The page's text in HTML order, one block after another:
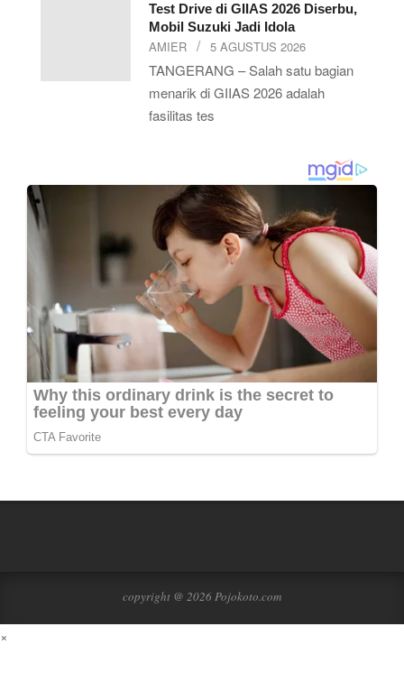
Test Drive di GIIAS 2026 Diserbu,
Mobil Suzuki Jadi Idola
AMIER 5 AGUSTUS 2026
TANGERANG – Salah satu bagian
menarik di GIIAS 2026 adalah
fasilitas tes
copyright @ 2026 Pojokoto.com
×